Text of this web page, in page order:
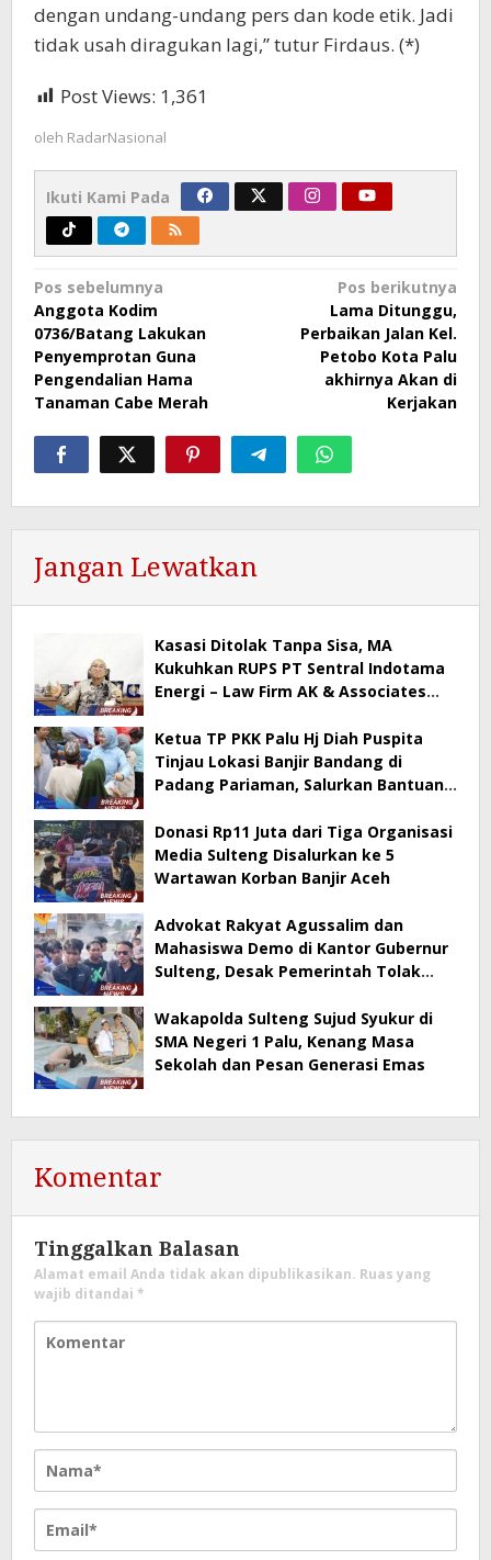
dengan undang-undang pers dan kode etik. Jadi
tidak usah diragukan lagi,” tutur Firdaus. (*)
Post Views: 1,361
oleh RadarNasional
Ikuti Kami Pada
Navigasi
pos
Pos sebelumnya
Anggota Kodim
0736/Batang Lakukan
Penyemprotan Guna
Pengendalian Hama
Tanaman Cabe Merah
Pos berikutnya
Lama Ditunggu,
Perbaikan Jalan Kel.
Petobo Kota Palu
akhirnya Akan di
Kerjakan
Jangan Lewatkan
Kasasi Ditolak Tanpa Sisa, MA
Kukuhkan RUPS PT Sentral Indotama
Energi – Law Firm AK & Associates
Ketua TP PKK Palu Hj Diah Puspita
Tinjau Lokasi Banjir Bandang di
Padang Pariaman, Salurkan Bantuan
dari Pemkot Palu
Donasi Rp11 Juta dari Tiga Organisasi
Media Sulteng Disalurkan ke 5
Wartawan Korban Banjir Aceh
Advokat Rakyat Agussalim dan
Mahasiswa Demo di Kantor Gubernur
Sulteng, Desak Pemerintah Tolak
Wakapolda Sulteng Sujud Syukur di
SMA Negeri 1 Palu, Kenang Masa
Sekolah dan Pesan Generasi Emas
Komentar
Tinggalkan Balasan
Alamat email Anda tidak akan dipublikasikan. Ruas yang
wajib ditandai *